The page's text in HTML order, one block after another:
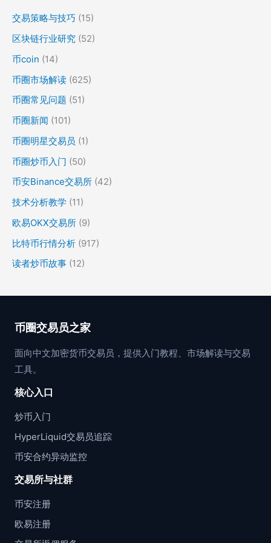
交易策略与技巧 (15)
区块链行业研究 (52)
币coin (14)
币圈市场解读 (625)
币圈常见问题 (51)
币圈新闻 (101)
币圈明星交易员 (1)
币圈炒币入门 (50)
币安Binance交易所 (42)
技术分析教学 (11)
欧易OKX交易所 (9)
比特币行情分析 (917)
读者炒币故事 (12)
币圈交易员之家
面向中文加密货币交易员，提供入门教程、市场解读与交易
工具。
核心入口
炒币入门
HyperLiquid交易员追踪
币安合约异动监控
交易所与社群
币安注册
欧易注册